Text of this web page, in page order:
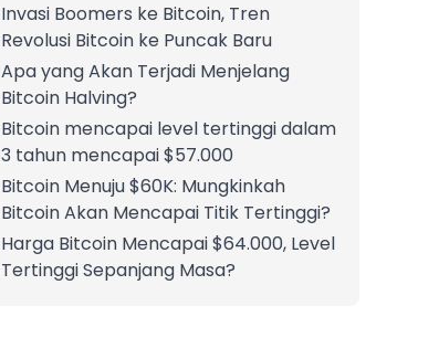
Invasi Boomers ke Bitcoin, Tren
Revolusi Bitcoin ke Puncak Baru
Apa yang Akan Terjadi Menjelang
Bitcoin Halving?
Bitcoin mencapai level tertinggi dalam
3 tahun mencapai $57.000
Bitcoin Menuju $60K: Mungkinkah
Bitcoin Akan Mencapai Titik Tertinggi?
Harga Bitcoin Mencapai $64.000, Level
Tertinggi Sepanjang Masa?